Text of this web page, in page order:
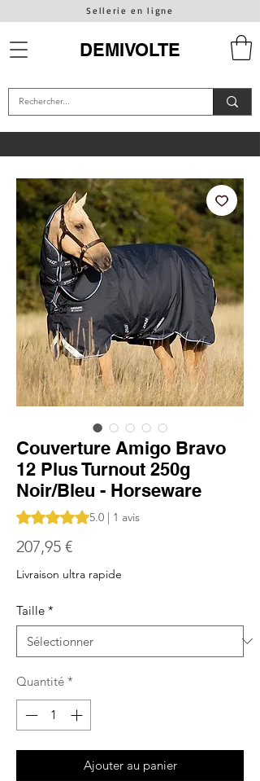
Sellerie en ligne
DEMIVOLTE
Couverture Amigo Bravo
12 Plus Turnout 250g
Noir/Bleu - Horseware
La note est de 5.0 sur cinq étoiles sur la
5.0 | 1 avis
207,95 €Prix
Livraison ultra rapide
Taille *
Quantité *
Ajouter au panier